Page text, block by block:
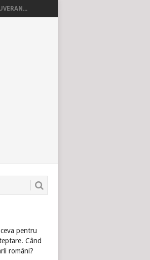
pentru
Când
români?